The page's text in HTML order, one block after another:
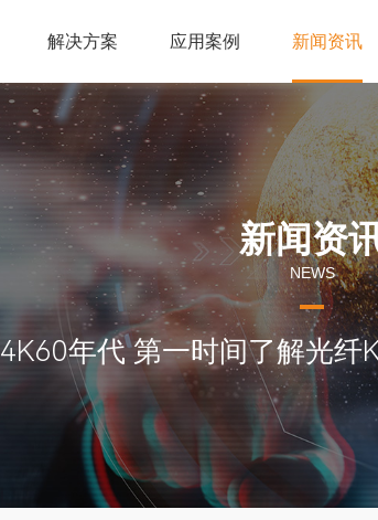
解决方案 应用案例 新闻资讯
新闻资
NEWS
4K60年代 第一时间了解光纤